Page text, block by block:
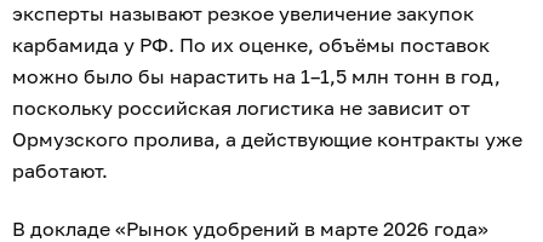
эксперты называют резкое увеличение закупок
карбамида у РФ. По их оценке, объёмы поставок
можно было бы нарастить на 1–1,5 млн тонн в год,
поскольку российская логистика не зависит от
Ормузского пролива, а действующие контракты уже
работают.
В докладе «Рынок удобрений в марте 2026 года»